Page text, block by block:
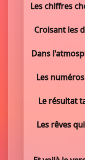
Les chiffres
Croisant les
Dans
Les
Le résultat
Les rêves